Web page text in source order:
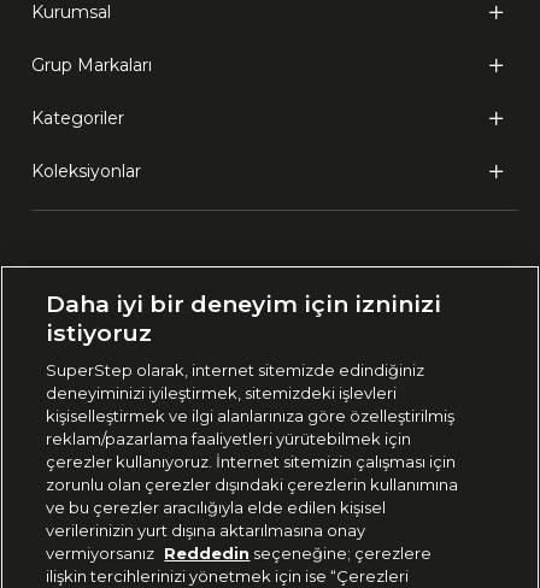
Kurumsal
Grup Markaları
Kategoriler
Koleksiyonlar
🇹🇷 Türkiye
444 37 36
Uygulamadan Takip Edin
Daha iyi bir deneyim için izninizi
istiyoruz
SuperStep olarak, internet sitemizde edindiğiniz
deneyiminizi iyileştirmek, sitemizdeki işlevleri
kişiselleştirmek ve ilgi alanlarınıza göre özelleştirilmiş
reklam/pazarlama faaliyetleri yürütebilmek için
çerezler kullanıyoruz. İnternet sitemizin çalışması için
zorunlu olan çerezler dışındaki çerezlerin kullanımına
ve bu çerezler aracılığıyla elde edilen kişisel
verilerinizin yurt dışına aktarılmasına onay
vermiyorsanız Reddedin seçeneğine; çerezlere
ilişkin tercihlerinizi yönetmek için ise “Çerezleri